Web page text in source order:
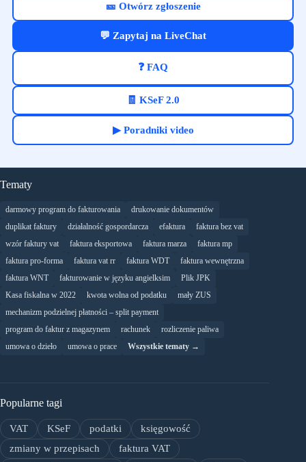
🎫 Otwórz zgłoszenie
💬 Zapytaj na LiveChat
❓ FAQ
🧾 KSeF 2.0
▶ Poradniki video
Tematy
darmowy program do fakturowania
drukowanie dokumentów
duplikat faktury
działalność gospordarcza efaktura
faktura bez vat
wzór faktury vat
faktura eksportowa faktura marza
faktura mp
faktura pro-forma
faktura vat rr faktura WDT
faktura wewnętrzna
faktura WNT
fakturowanie w języku angielksim
Plik JPK
Kasa fiskalna w 2022
kwota wolna od podatku
mały ZUS
mechanizm podzielnej płatności – split payment
program do faktur z magazynem
rachunek
rozliczenie paliwa
umowa o dzieło
umowa o prace Wszystkie tematy →
Popularne tagi
VAT KSeF podatki
księgowość
zmiany w przepisach
faktura VAT